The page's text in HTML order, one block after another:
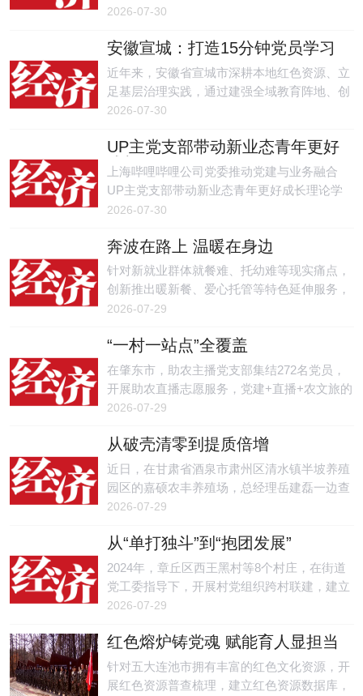
走上舞台，歌声嘹亮、舞步轻快；各族群众围
织。
2026-07-30
安徽宣城：打造15分钟党员学习
圈
近年来，安徽省宣城市深耕本地红色资源、立
足基层治理实践，通过建强全域教育阵地、创
新精准施教模式、健全长效保障体系，持续优
向高质量、被动学向主动干转变。
2026-07-30
UP主党支部带动新业态青年更好
成长
上海哔哩哔哩公司党委推动党建与业务融合
UP主党支部带动新业态青年更好成长理论学
习，经验交流，入党问答。
2026-07-30
奔波在路上 温暖在身边
针对新就业群体就餐难、托幼难等现实痛点，
创新推出暖新餐、爱心托管等特色延伸服务，
部分重点驿站24小时扫码开放，全力保障深夜
可歇、随处可安。
2026-07-29
“一村一站点”全覆盖
在肇东市，助农主播党支部集结272名党员，
开展助农直播志愿服务，党建+直播+农文旅的
融合发展路径，带动33类本地特色农产品销售
员教育的实效体现在黑土地的丰收与发展之
中。
2026-07-29
从破壳清零到提质倍增
近日，在甘肃省酒泉市肃州区清水镇半坡养殖
园区的嘉硕农丰养殖场，总经理岳建磊一边查
看肉牛采食情况，一边算起收益账：村集体以
固定分红，村民能进场务工挣工资，土地秸秆
还能卖给养殖场变现，多方都得了实惠。
2026-07-29
从“单打独斗”到“抱团发展”
2024年，章丘区西王黑村等8个村庄，在街道
党工委指导下，开展村党组织跨村联建，建立
党建联席会议，共建齐鲁古道·山水新章泉韵
台。
2026-07-29
红色熔炉铸党魂 赋能育人显担当
针对五大连池市拥有丰富的红色文化资源，开
展红色资源普查梳理，建立红色资源数据库，